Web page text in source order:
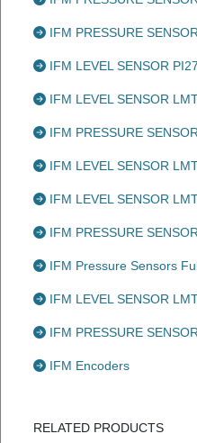
IFM PRESSURE
IFM LEVEL SENSOR
IFM LEVEL SENSOR
IFM PRESSURE
IFM LEVEL SENSOR
IFM LEVEL SENSOR
IFM PRESSURE
IFM Pressure Sensors
IFM LEVEL SENSOR
IFM PRESSURE
IFM Encoders
RELATED PRODUCTS